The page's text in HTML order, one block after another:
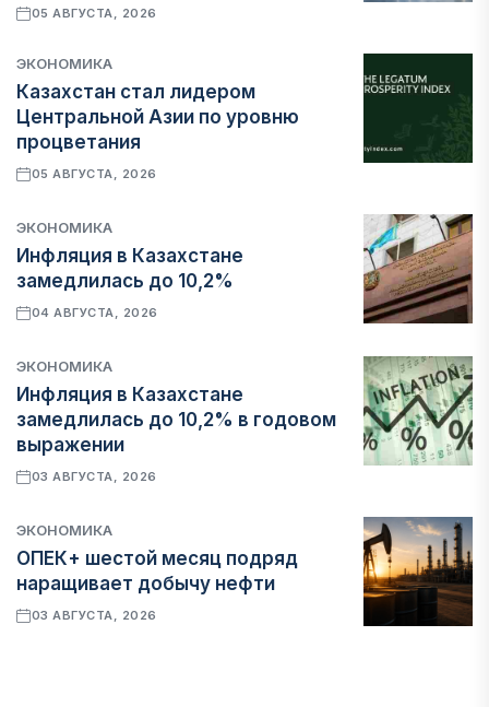
05 АВГУСТА, 2026
ЭКОНОМИКА
Казахстан стал лидером
Центральной Азии по уровню
процветания
05 АВГУСТА, 2026
ЭКОНОМИКА
Инфляция в Казахстане
замедлилась до 10,2%
04 АВГУСТА, 2026
ЭКОНОМИКА
Инфляция в Казахстане
замедлилась до 10,2% в годовом
выражении
03 АВГУСТА, 2026
ЭКОНОМИКА
ОПЕК+ шестой месяц подряд
наращивает добычу нефти
03 АВГУСТА, 2026